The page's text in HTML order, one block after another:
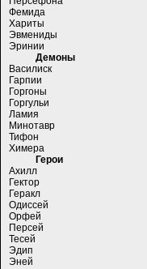
Фемида
Хариты
Эвмениды
Эринии
Демоны
Василиск
Гарпии
Горгоны
Горгульи
Ламия
Минотавр
Тифон
Химера
Герои
Ахилл
Гектор
Геракл
Одиссей
Орфей
Персей
Тесей
Эдип
Эней